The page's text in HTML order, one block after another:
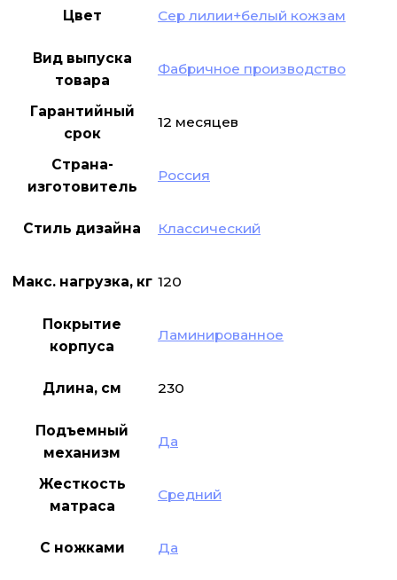
Цвет Сер лилии+белый кожзам
Вид выпуска
товара
Фабричное производство
Гарантийный
срок
12 месяцев
Страна-
изготовитель
Россия
Стиль дизайна Классический
Макс. нагрузка, кг 120
Покрытие
корпуса
Ламинированное
Длина, см 230
Подъемный
механизм
Да
Жесткость
матраса
Средний
С ножками Да